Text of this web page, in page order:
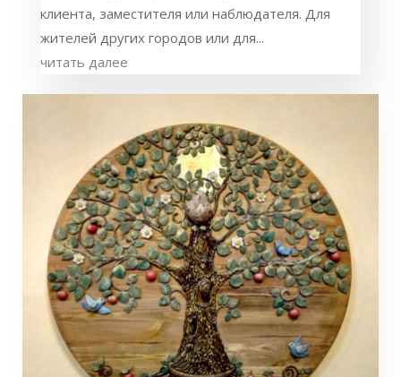
клиента, заместителя или наблюдателя. Для
жителей других городов или для...
читать далее